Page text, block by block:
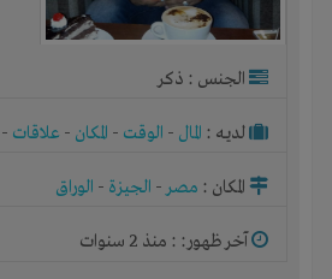
الجنس : ذكر
لديـه : المال - الوقت - المكان - علاقات -
المكان : مصر- الجيزة - الوراق
آخر ظهور: : منذ 2 سنوات